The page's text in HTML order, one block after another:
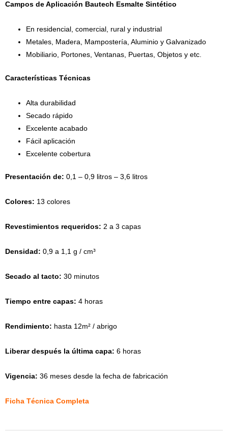
Campos de Aplicación Bautech Esmalte Sintético
En residencial, comercial, rural y industrial
Metales, Madera, Mampostería, Aluminio y Galvanizado
Mobiliario, Portones, Ventanas, Puertas, Objetos y etc.
Características Técnicas
Alta durabilidad
Secado rápido
Excelente acabado
Fácil aplicación
Excelente cobertura
Presentación de: 0,1 – 0,9 litros – 3,6 litros
Colores: 13 colores
Revestimientos requeridos: 2 a 3 capas
Densidad: 0,9 a 1,1 g / cm³
Secado al tacto: 30 minutos
Tiempo entre capas: 4 horas
Rendimiento: hasta 12m² / abrigo
Liberar después la última capa: 6 horas
Vigencia: 36 meses desde la fecha de fabricación
Ficha Técnica Completa